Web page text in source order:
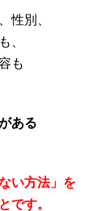
性別、
、
も
ある
い方法」を
です。